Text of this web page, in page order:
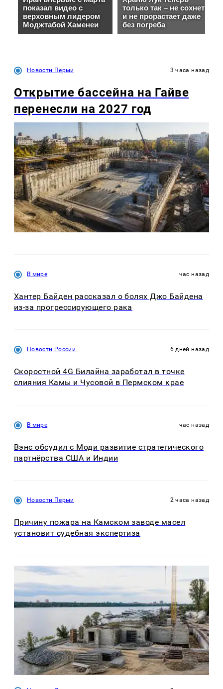
Новости Перми 3 часа назад
Открытие бассейна на Гайве
перенесли на 2027 год
В мире час назад
Хантер Байден рассказал о болях Джо Байдена
из-за прогрессирующего рака
Новости России 6 дней назад
Скоростной 4G Билайна заработал в точке
слияния Камы и Чусовой в Пермском крае
В мире час назад
Вэнс обсудил с Моди развитие стратегического
партнёрства США и Индии
Новости Перми 2 часа назад
Причину пожара на Камском заводе масел
установит судебная экспертиза